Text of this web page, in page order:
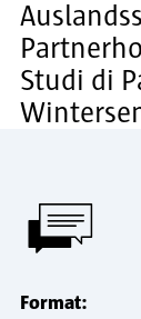
Studi di
Format: